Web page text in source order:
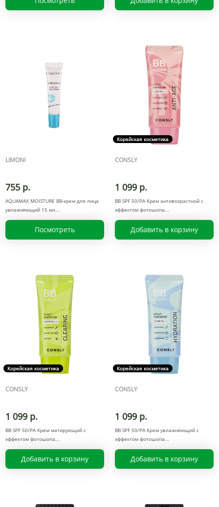
LIMONI
755 р.
AQUAMAX MOISTURE BB-крем для лица
увлажняющий 15 мл
Посмотреть
Корейская косметика
CONSLY
1 099 р.
BB SPF 50/PA Крем антивозрастной с
эффектом фотошопа
Добавить в корзину
Корейская косметика
CONSLY
1 099 р.
BB SPF 50/PA Крем матирующий с
эффектом фотошопа
Добавить в корзину
Корейская косметика
CONSLY
1 099 р.
BB SPF 50/PA Крем увлажняющий с
эффектом фотошопа
Добавить в корзину